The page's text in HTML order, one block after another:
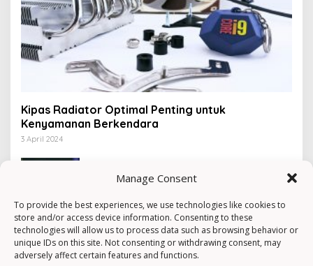
Manage Consent
To provide the best experiences, we use technologies like cookies to
store and/or access device information. Consenting to these
technologies will allow us to process data such as browsing behavior or
unique IDs on this site. Not consenting or withdrawing consent, may
adversely affect certain features and functions.
Kipas Radiator Optimal Penting untuk
Kenyamanan Berkendara
3 April 2024
Jutaan
Mengatasi Mesin Ngelitik: Identifikasi,
Penyebab, dan Solusi
13 Februari 2024